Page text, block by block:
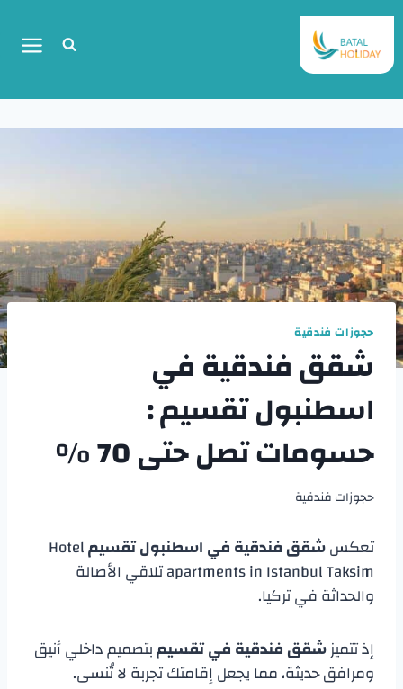
حجوزات فندقية
شقق فندقية في
اسطنبول تقسيم :
حسومات تصل حتى 70 %
حجوزات فندقية
تعكسشقق فندقية في اسطنبول تقسيمHotel
apartments in Istanbul Taksim تلاقي الأصالة
والحداثة في تركيا.
إذ تتميزشقق فندقية في تقسيمبتصميم داخلي أنيق
ومرافق حديثة، مما يجعل إقامتك تجربة لا تُنسى.